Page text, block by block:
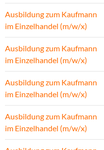
Ausbildung zum Kaufmann
im Einzelhandel (m/w/x)
Ausbildung zum Kaufmann
im Einzelhandel (m/w/x)
Ausbildung zum Kaufmann
im Einzelhandel (m/w/x)
Ausbildung zum Kaufmann
im Einzelhandel (m/w/x)